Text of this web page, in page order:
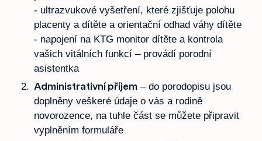
- ultrazvukové vyšetření, které zjišťuje polohu
placenty a dítěte a orientační odhad váhy dítěte
- napojení na KTG monitor dítěte a kontrola
vašich vitálních funkcí – provádí porodní
asistentka
Administrativní příjem – do porodopisu jsou
doplněny veškeré údaje o vás a rodině
novorozence, na tuhle část se můžete připravit
vyplněním formuláře